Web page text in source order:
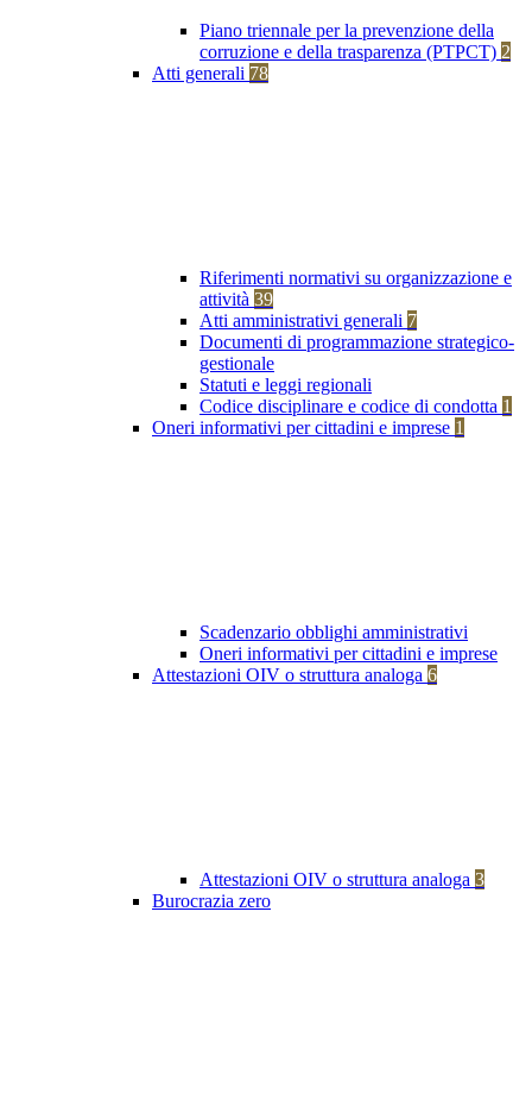
Piano triennale per la prevenzione della
corruzione e della trasparenza (PTPCT) 2
Atti generali 78
Riferimenti normativi su organizzazione e
attività 39
Atti amministrativi generali 7
Documenti di programmazione strategico-
gestionale
Statuti e leggi regionali
Codice disciplinare e codice di condotta 1
Oneri informativi per cittadini e imprese 1
Scadenzario obblighi amministrativi
Oneri informativi per cittadini e imprese
Attestazioni OIV o struttura analoga 6
Attestazioni OIV o struttura analoga 3
Burocrazia zero